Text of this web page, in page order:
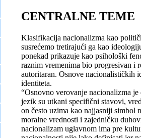
CENTRALNE TEME
Klasifikacija nacionalizma kao
susrećemo tretirajući ga kao
ponekad prikazuje kao psihološki
raznim vremenima bio progresivan i
autoritaran. Osnove nacionalističkih
identiteta.
“Osnovno verovanje nacionalizma
jezik su utkani specifični stavovi,
on često uzima kao najjasniji simbol
moralne vrednosti i zajedničku
nacionalizam uglavnom ima pre